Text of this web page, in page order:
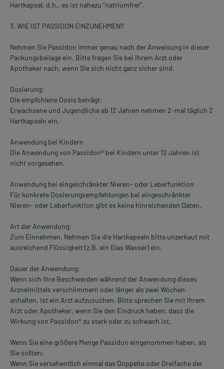
Hartkapsel, d.h., es ist nahezu "natriumfrei".
3. WIE IST PASSIDON EINZUNEHMEN?
Nehmen Sie Passidon immer genau nach der Anweisung in dieser
Packungsbeilage ein. Bitte fragen Sie bei Ihrem Arzt oder
Apotheker nach, wenn Sie sich nicht ganz sicher sind.
Dosierung:
Die empfohlene Dosis beträgt:
Erwachsene und Jugendliche ab 12 Jahren nehmen 2-mal täglich 2
Hartkapseln ein.
Anwendung bei Kindern
Die Anwendung von Passidon® bei Kindern unter 12 Jahren ist
nicht vorgesehen.
Anwendung bei eingeschränkter Nieren- oder Leberfunktion
Für konkrete Dosierungsempfehlungen bei eingeschränkter
Nieren- oder Leberfunktion gibt es keine hinreichenden Daten.
Art der Anwendung:
Zum Einnehmen. Nehmen Sie die Hartkapseln bitte unzerkaut mit
ausreichend Flüssigkeit (z.B. ein Glas Wasser) ein.
Dauer der Anwendung:
Wenn sich Ihre Beschwerden während der Anwendung dieses
Arzneimittels verschlimmern oder länger als zwei Wochen
anhalten, ist ein Arzt aufzusuchen. Bitte sprechen Sie mit Ihrem
Arzt oder Apotheker, wenn Sie den Eindruck haben, dass die
Wirkung von Passidon® zu stark oder zu schwach ist.
Wenn Sie eine größere Menge Passidon eingenommen haben, als
Sie sollten:
Wenn Sie versehentlich einmal das Doppelte oder Dreifache der